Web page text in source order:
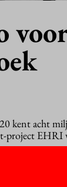
kent acht
project EHRI
een
wordt